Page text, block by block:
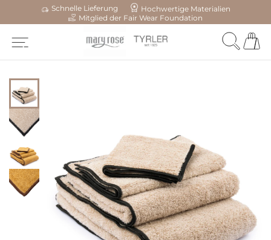
Schnelle Lieferung
Hochwertige Materialien
Mitglied der Fair Wear Foundation